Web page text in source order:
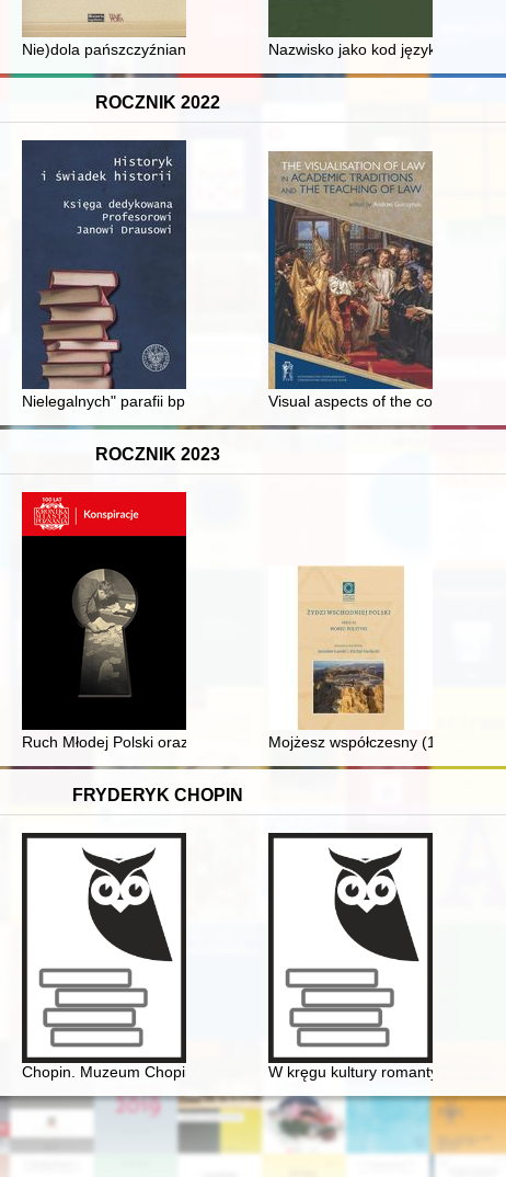
ludowy z Lusławic = Michał Olszewski : Forgotten folk member of
Nie)dola pańszczyźnianych chłopów w Ordynacji Zamojskiej na
Nazwisko jako kod językowo-
ROCZNIK 2022
"Dumy" z XVI wieku z liturgią pasyjną
Nielegalnych" parafii bp. Ignacego Tokarczuka w diecezji
Visual aspects of the
ROCZNIK 2023
Medalionu Pamięci "Pieta Miednoje 1940"
Naukowy Fundacji Muzeów Wielkopolskich. T. 9 (2022), Muzea
Ruch Młodej Polski oraz Związek Akademicki "Pro Partia" w Poznaniu
Mojżesz współczesny (1930)
FRYDERYK CHOPIN
Chopin. Muzeum Chopina. Chopin MuseumW kręgu kultury romantycznej. W